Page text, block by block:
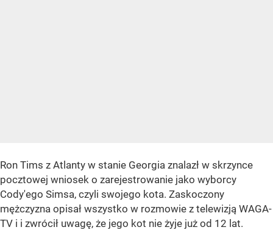
Ron Tims z Atlanty w stanie Georgia znalazł w skrzynce
pocztowej wniosek o zarejestrowanie jako wyborcy
Cody'ego Simsa, czyli swojego kota. Zaskoczony
mężczyzna opisał wszystko w rozmowie z telewizją WAGA-
TV i i zwrócił uwagę, że jego kot nie żyje już od 12 lat.